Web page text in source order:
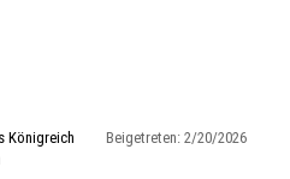
Königreich Beigetreten: 2/20/2026